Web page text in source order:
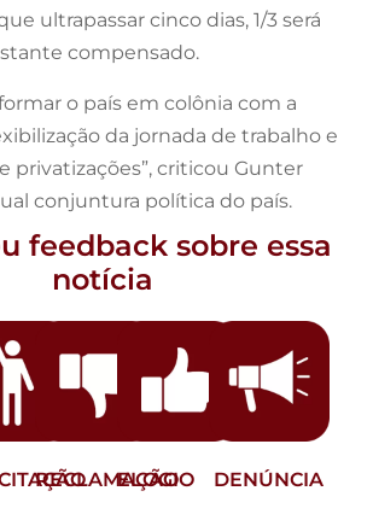
ultrapassar cinco dias, 1/3 será
compensado.
o país em colônia com a
da jornada de trabalho e
privatizações”, criticou Gunter
conjuntura política do país.
feedback sobre essa
notícia
RECLAMAÇÃO
ELOGIO DENÚNCIA